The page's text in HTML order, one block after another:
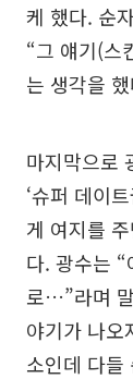
케 했다. 순
“그 얘기(스
는 생각을
마지막으로
‘슈퍼 데이
게 여지를
다. 광수는
로…”라며
야기가 나오
소인데 다들